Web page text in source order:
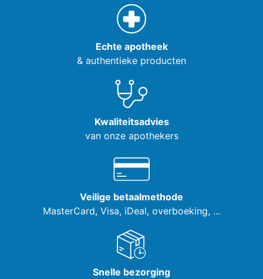
Echte apotheek
& authentieke producten
Kwaliteitsadvies
van onze apothekers
Veilige betaalmethode
MasterCard, Visa, iDeal, overboeking, ...
Snelle bezorging